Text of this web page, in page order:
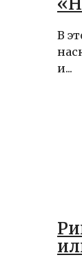
В
и...